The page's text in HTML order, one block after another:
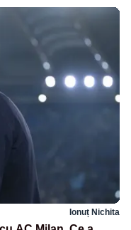
Ionuț Nichita